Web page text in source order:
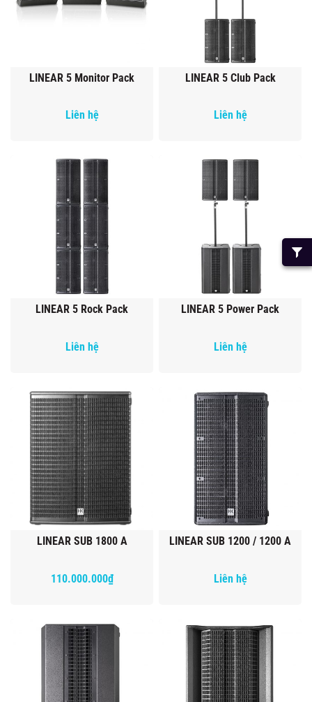
LINEAR 5 Monitor Pack
Liên hệ
LINEAR 5 Club Pack
Liên hệ
LINEAR 5 Rock Pack
Liên hệ
LINEAR 5 Power Pack
Liên hệ
LINEAR SUB 1800 A
110.000.000₫
LINEAR SUB 1200 / 1200 A
Liên hệ